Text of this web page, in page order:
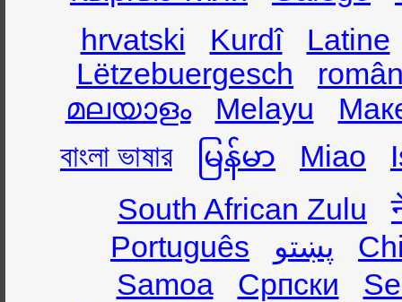
hrvatski
Kurdî
Latine
Lëtzebuergesch
മലയാളം
Melayu
বাংলা ভাষার
မြန်မာ Miao
South African Zulu
Português
پښتو
Samoa
Српски